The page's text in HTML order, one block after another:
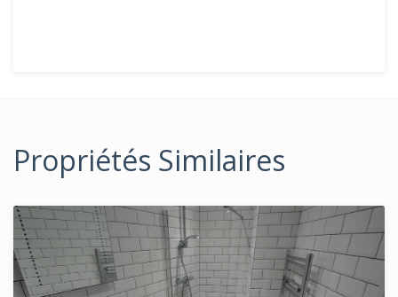
Propriétés Similaires